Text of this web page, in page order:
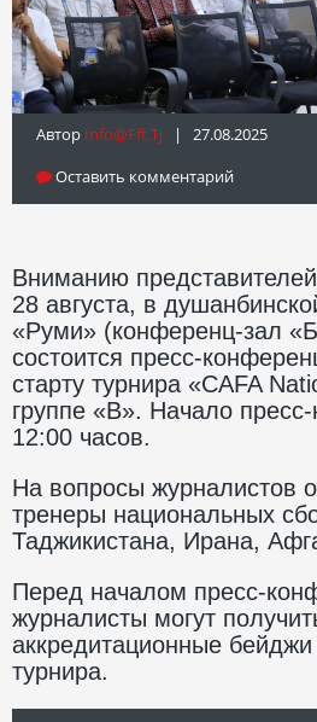
Автор Info@fft.tj | 27.08.2025
Оставить комментарий
Вниманию
28 августа, в
«Руми» (конференц-зал
состоится пресс-
старту турнира «CAFA
группе «B». Начало
12:00 часов.
На вопросы журналистов
тренеры национальных
Таджикистана, Ирана,
Перед началом пресс-
журналисты могут
аккредитационные
турнира.